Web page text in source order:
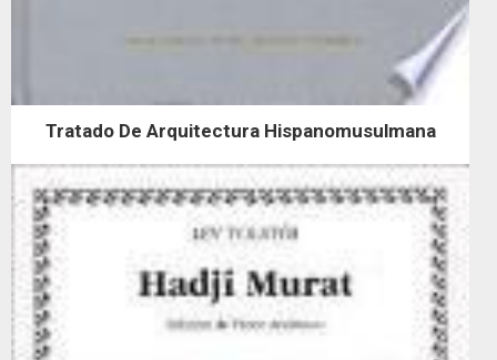
Tratado De Arquitectura Hispanomusulmana